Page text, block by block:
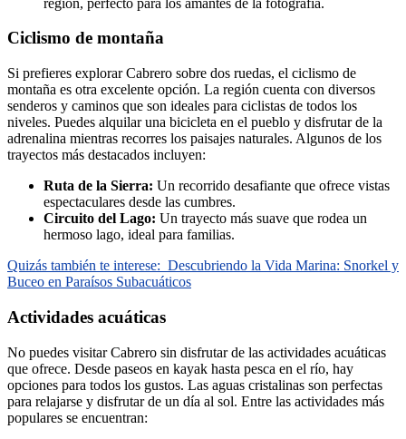
Ciclismo de montaña
Si prefieres explorar Cabrero sobre dos ruedas, el ciclismo de
montaña es otra excelente opción. La región cuenta con diversos
senderos y caminos que son ideales para ciclistas de todos los
niveles. Puedes alquilar una bicicleta en el pueblo y disfrutar de la
adrenalina mientras recorres los paisajes naturales. Algunos de los
trayectos más destacados incluyen:
Ruta de la Sierra: Un recorrido desafiante que ofrece vistas
espectaculares desde las cumbres.
Circuito del Lago: Un trayecto más suave que rodea un
hermoso lago, ideal para familias.
Quizás también te interese: Descubriendo la Vida Marina: Snorkel y
Buceo en Paraísos Subacuáticos
Actividades acuáticas
No puedes visitar Cabrero sin disfrutar de las actividades acuáticas
que ofrece. Desde paseos en kayak hasta pesca en el río, hay
opciones para todos los gustos. Las aguas cristalinas son perfectas
para relajarse y disfrutar de un día al sol. Entre las actividades más
populares se encuentran: